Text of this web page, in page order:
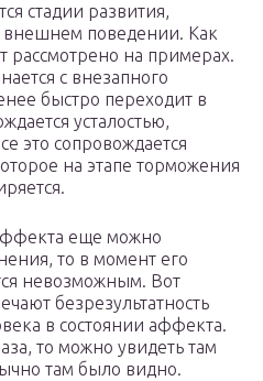
стадии развития,
внешнем поведении. Как
рассмотрено на примерах.
с внезапного
быстро переходит в
усталостью,
это сопровождается
на этапе торможения
еще можно
то в момент его
невозможным. Вот
безрезультатность
в состоянии аффекта.
то можно увидеть там
там было видно.